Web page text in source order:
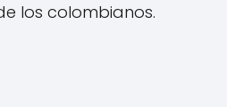
los colombianos.